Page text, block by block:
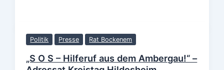
Politik Presse Rat Bockenem
„S O S – Hilferuf aus dem Ambergau!“ –